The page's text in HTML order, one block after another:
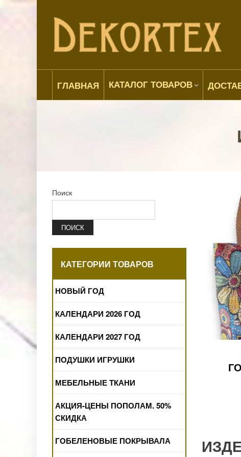
ГЛАВНАЯ КАТАЛОГ ТОВАРОВ
Поиск
ПОИСК
КАТЕГОРИИ ТОВАРОВ
НОВЫЙ ГОД
КАЛЕНДАРИ 2026 ГОД
КАЛЕНДАРИ 2027 ГОД
ПОДУШКИ ИГРУШКИ
МЕБЕЛЬНЫЕ ТКАНИ
АКЦИЯ-ЦЕНЫ ПОПОЛАМ. 50%
СКИДКА
ГОБЕЛЕНОВЫЕ ПОКРЫВАЛА